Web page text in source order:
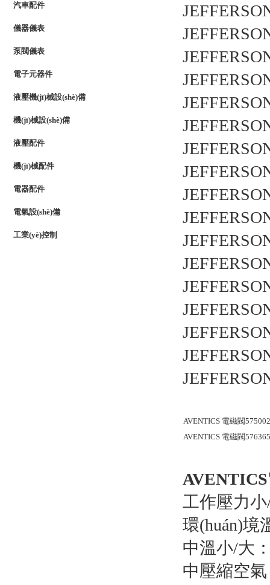
汽車配件
儀器儀表
泵閥儀表
電子元器件
液壓機(jī)械設(shè)備
機(jī)械設(shè)備
液壓配件
機(jī)械配件
電器配件
電氣設(shè)備
工業(yè)控制
AVENTICS 電磁閥
AVENTICS 電磁閥
工作壓力小
環(huán)境
中溫小/大
中壓縮空